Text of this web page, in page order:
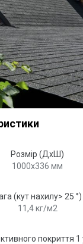
Розмір (ДхШ)
1000х336 мм
(кут нахилу> 25 °)
11,4 кг/м2
покриття 1